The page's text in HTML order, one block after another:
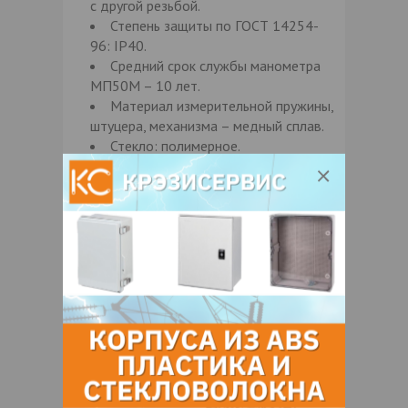
с другой резьбой.
Степень защиты по ГОСТ 14254-
96: IP40.
Средний срок службы манометра
МП50М – 10 лет.
Материал измерительной пружины,
штуцера, механизма – медный сплав.
Стекло: полимерное.
Материал циферблата: ПВХ, сталь
или алюминиевый сплав, окрашенный в
белый цвет.
Манометры МП50М могут
демпфером (ДМ) для
снижения пульсаций рабочей среды.
Манометры МП50М производятся в
соответствии сГОСТ 2405-88 и ТУ РБ
37388602.002-96.
Характеристики манометров МП50М: